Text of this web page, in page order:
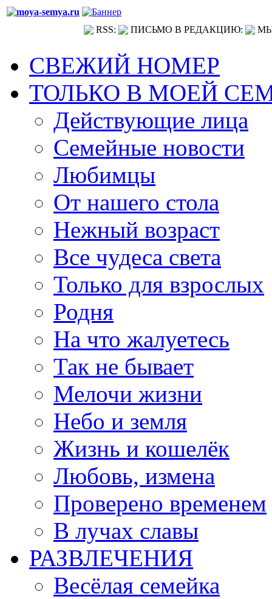
RSS: ПИСЬМО В РЕДАКЦИЮ:
СВЕЖИЙ НОМЕР
ТОЛЬКО В МОЕЙ
Действующие лица
Семейные новости
Любимцы
От нашего стола
Нежный возраст
Все чудеса света
Только для взрослых
Родня
На что жалуетесь
Так не бывает
Мелочи жизни
Небо и земля
Жизнь и кошелёк
Любовь, измена
Проверено временем
В лучах славы
РАЗВЛЕЧЕНИЯ
Весёлая семейка